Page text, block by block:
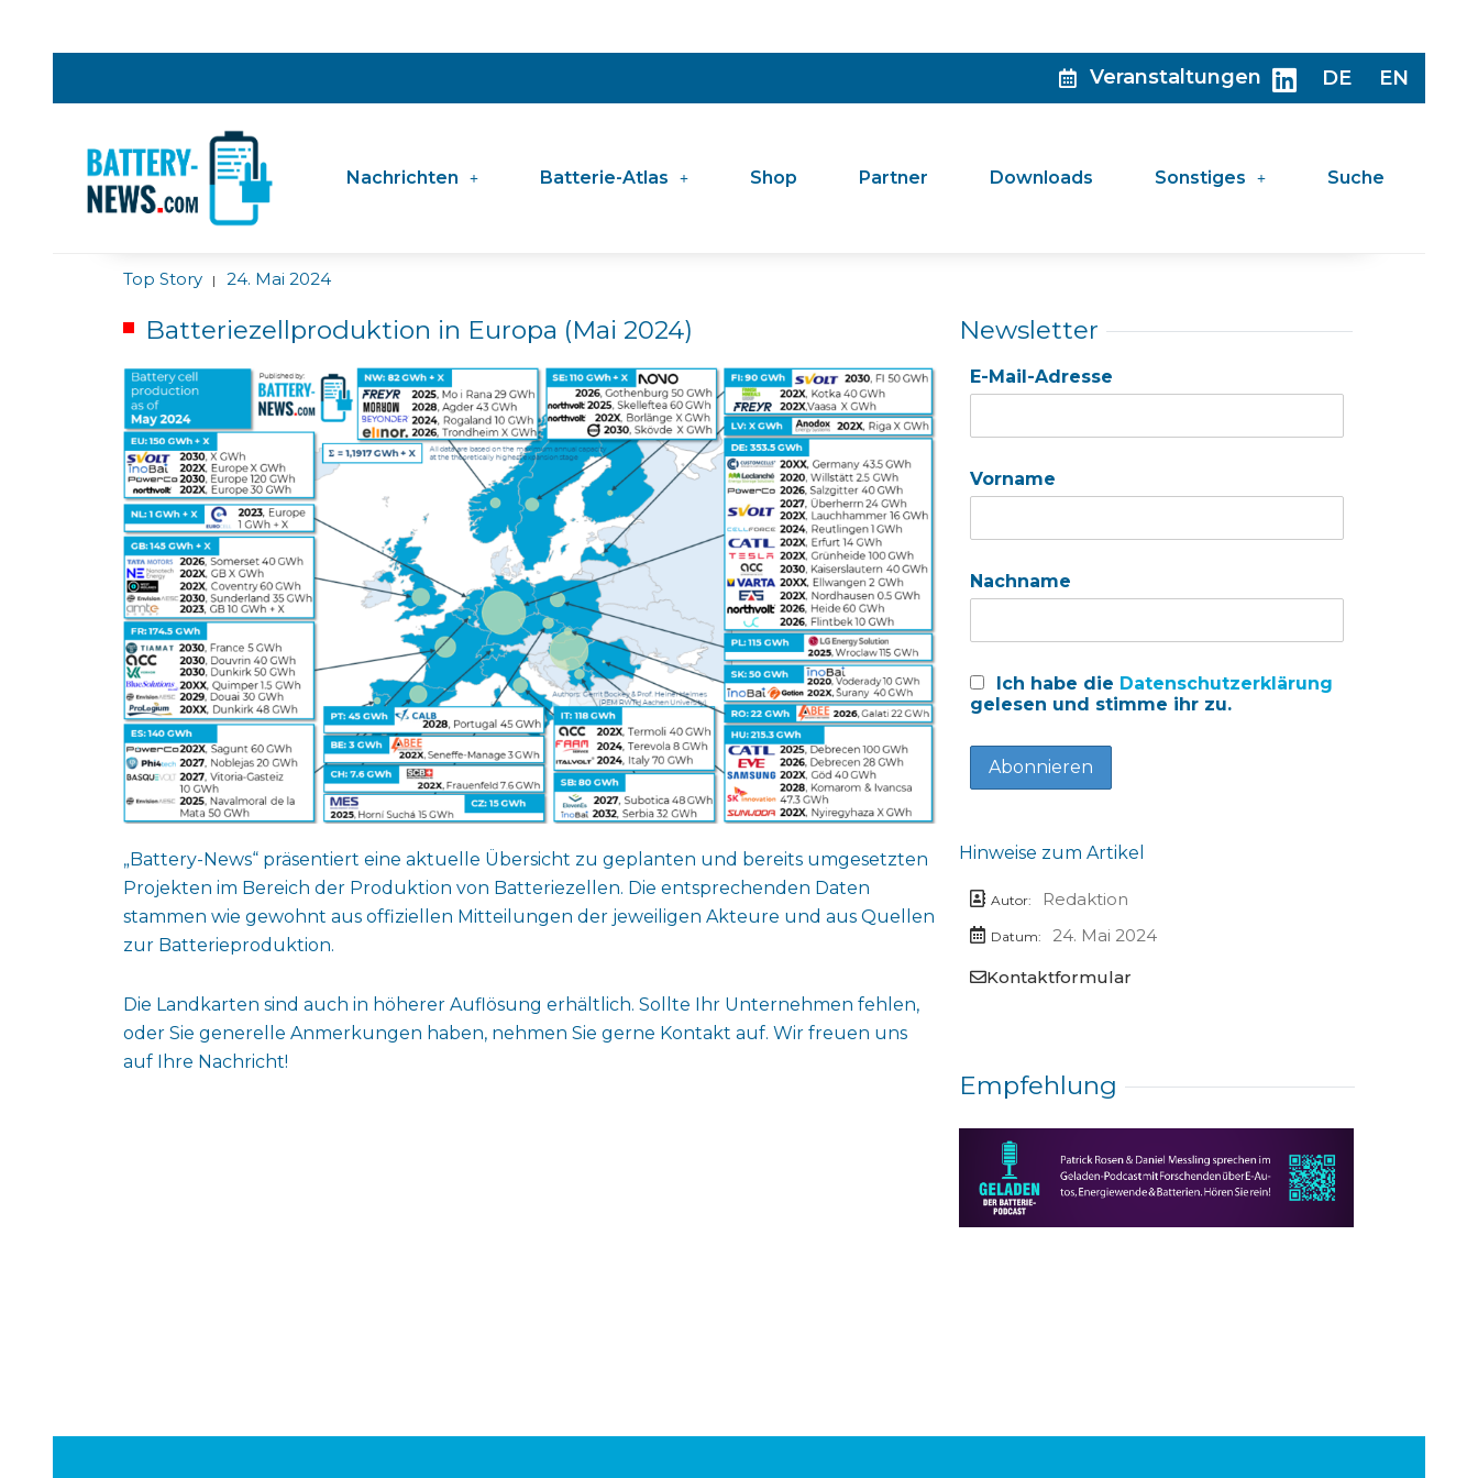
Veranstaltungen DE EN
Nachrichten Batterie-Atlas Shop Partner Downloads Sonstiges Suche
Top Story | 24. Mai 2024
Batteriezellproduktion in Europa (Mai 2024)
„Battery-News“ präsentiert eine aktuelle Übersicht zu geplanten und bereits umgesetzten
Projekten im Bereich der Produktion von Batteriezellen. Die entsprechenden Daten
stammen wie gewohnt aus offiziellen Mitteilungen der jeweiligen Akteure und aus Quellen
zur Batterieproduktion.
Die Landkarten sind auch in höherer Auflösung erhältlich. Sollte Ihr Unternehmen fehlen,
oder Sie generelle Anmerkungen haben, nehmen Sie gerne Kontakt auf. Wir freuen uns
auf Ihre Nachricht!
Newsletter
E-Mail-Adresse
Vorname
Nachname
Ich habe die Datenschutzerklärung
gelesen und stimme ihr zu.
Hinweise zum Artikel
Autor: Redaktion
Datum:
24. Mai 2024
Kontaktformular
Empfehlung